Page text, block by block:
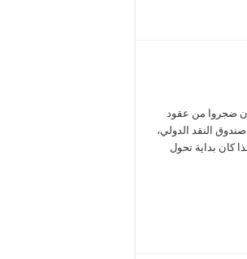
أن ضجروا من عقود
النقد الدولي،
نحو هوغو تشافيز ونصبوه رئيسا سنة 1998. إن هذا كان بداية تحول